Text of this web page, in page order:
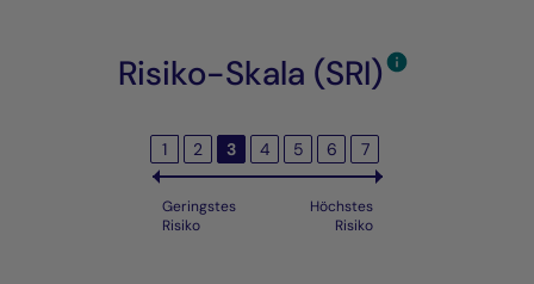
Risiko-Skala (SRI)
1 2 3 4 5 6 7
Geringstes
Risiko
Höchstes
Risiko